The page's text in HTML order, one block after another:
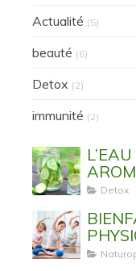
Actualité (5)
beauté (6)
Detox (2)
immunité (2)
Detox